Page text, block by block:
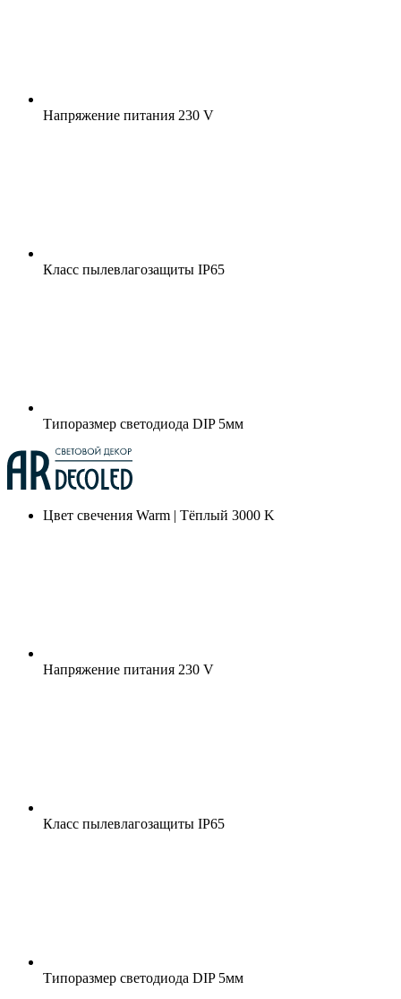
Напряжение питания 230 V
Класс пылевлагозащиты IP65
Типоразмер светодиода DIP 5мм
Цвет свечения Warm | Тёплый 3000 K
Напряжение питания 230 V
Класс пылевлагозащиты IP65
Типоразмер светодиода DIP 5мм